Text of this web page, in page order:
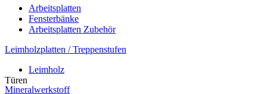
Arbeitsplatten
Fensterbänke
Arbeitsplatten Zubehör
Leimholzplatten / Treppenstufen
Leimholz
Mineralwerkstoff
Türen